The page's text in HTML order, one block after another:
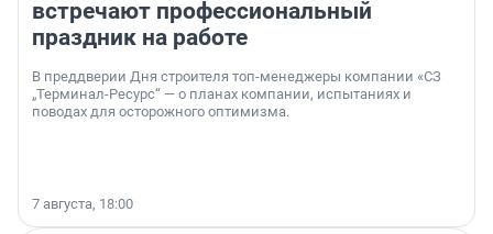
встречают профессиональный
праздник на работе
В преддверии Дня строителя топ-менеджеры компании «СЗ
„Терминал-Ресурс“ — о планах компании, испытаниях и
поводах для осторожного оптимизма.
7 августа, 18:00